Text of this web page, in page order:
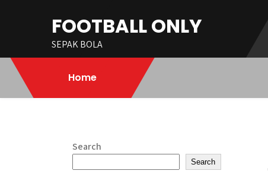
FOOTBALL ONLY
SEPAK BOLA
Home
Search
Search